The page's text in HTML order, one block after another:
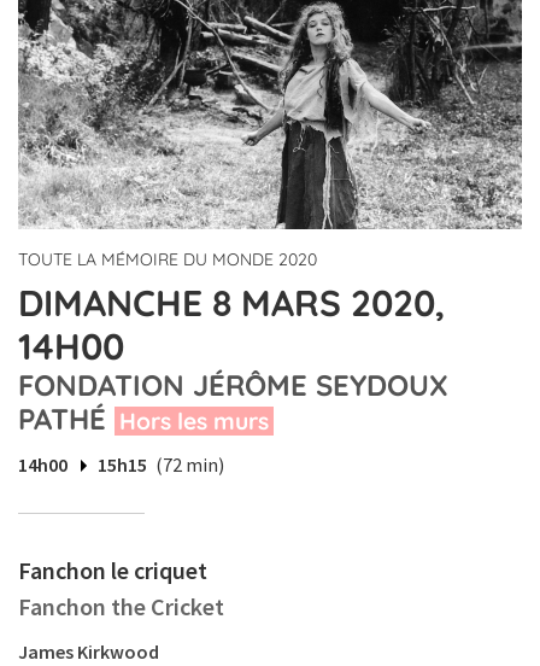
TOUTE LA MÉMOIRE DU MONDE 2020
DIMANCHE 8 MARS 2020,
14H00
FONDATION JÉRÔME SEYDOUX
PATHÉ Hors les murs
14h00 15h15 (72 min)
Fanchon le criquet
Fanchon the Cricket
James Kirkwood